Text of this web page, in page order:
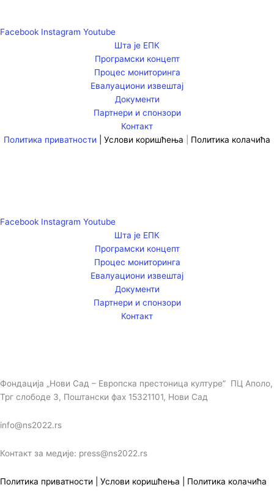
Facebook Instagram Youtube
Шта је ЕПК
Програмски концепт
Процес мониторинга
Евалуациони извештај
Документи
Партнери и спонзори
Контакт
Политика приватности
Услови коришћења Политика колачића
Facebook Instagram Youtube
Шта је ЕПК
Програмски концепт
Процес мониторинга
Евалуациони извештај
Документи
Партнери и спонзори
Контакт
Фондација „Нови Сад – Европска престоница културе” ПЦ Аполо,
Трг слободе 3, Поштански фах 15321101, Нови Сад
info@ns2022.rs
Контакт за медије: press@ns2022.rs
Политика приватности Услови коришћења Политика колачића